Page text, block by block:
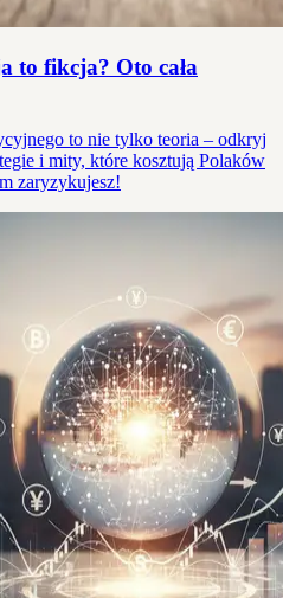
to fikcja? Oto cała
to nie tylko teoria – odkryj
i mity, które kosztują Polaków
zaryzykujesz!